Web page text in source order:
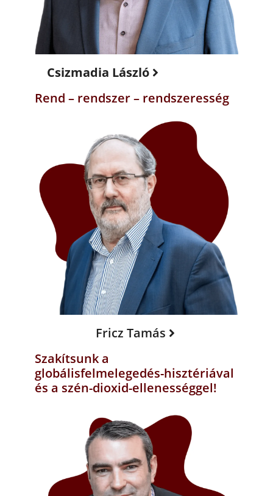
Csizmadia László
Rend – rendszer – rendszeresség
Fricz Tamás
Szakítsunk a
globálisfelmelegedés-hisztériával
és a szén-dioxid-ellenességgel!